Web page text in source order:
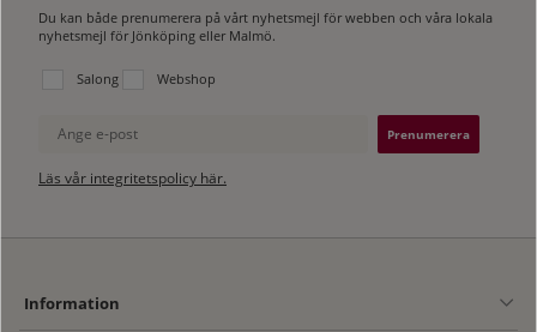
Du kan både prenumerera på vårt nyhetsmejl för webben och våra lokala
nyhetsmejl för Jönköping eller Malmö.
Välj vilken lista du vill prenumerera på:
Salong Webshop
Ange e-post
Läs vår integritetspolicy här.
Information